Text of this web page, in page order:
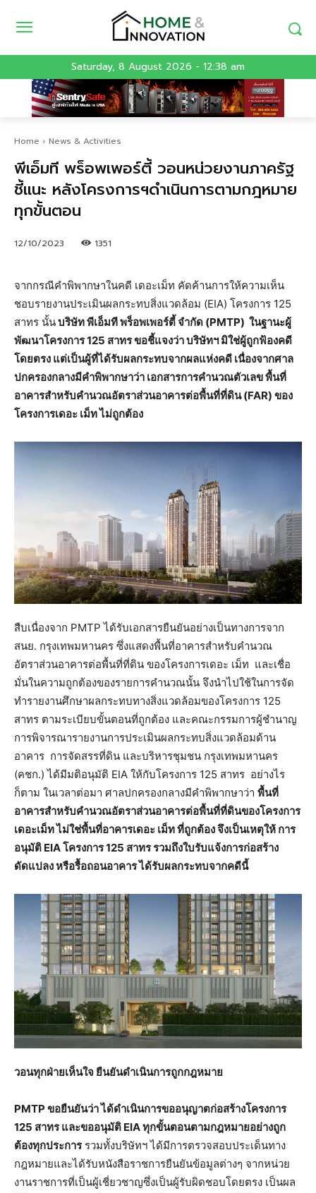
Saturday, 8 August 2026 - 12:38 am
Home News & Activities
พีเอ็มที พร็อพเพอร์ตี้ วอนหน่วยงานภาครัฐ
ชี้แนะ หลังโครงการฯดำเนินการตามกฎหมาย
ทุกขั้นตอน
12/10/2023 1351
จากกรณีคำพิพากษาในคดี เดอะเม็ท คัดค้านการให้ความเห็น
ชอบรายงานประเมินผลกระทบสิ่งแวดล้อม (EIA) โครงการ 125
สาทร นั้นบริษัท พีเอ็มที พร็อพเพอร์ตี้ จำกัด (PMTP) ในฐานะผู้
พัฒนาโครงการ 125 สาทร ขอชี้แจงว่า บริษัทฯ มิใช่ผู้ถูกฟ้องคดี
โดยตรง แต่เป็นผู้ที่ได้รับผลกระทบจากผลแห่งคดี เนื่องจากศาล
ปกครองกลางมีคำพิพากษาว่า เอกสารการคำนวณตัวเลข พื้นที่
อาคารสำหรับคำนวณอัตราส่วนอาคารต่อพื้นที่ที่ดิน (FAR) ของ
โครงการเดอะ เม็ท ไม่ถูกต้อง
สืบเนื่องจาก PMTP ได้รับเอกสารยืนยันอย่างเป็นทางการจาก
สนย. กรุงเทพมหานคร ซึ่งแสดงพื้นที่อาคารสำหรับคำนวณ
อัตราส่วนอาคารต่อพื้นที่ที่ดิน ของโครงการเดอะ เม็ท และเชื่อ
มั่นในความถูกต้องของรายการคำนวณนั้น จึงนำไปใช้ในการจัด
ทำรายงานศึกษาผลกระทบทางสิ่งแวดล้อมของโครงการ 125
สาทร ตามระเบียบขั้นตอนที่ถูกต้อง และคณะกรรมการผู้ชำนาญ
การพิจารณารายงานการประเมินผลกระทบสิ่งแวดล้อมด้าน
อาคาร การจัดสรรที่ดิน และบริหารชุมชน กรุงเทพมหานคร
(คชก.) ได้มีมติอนุมัติ EIA ให้กับโครงการ 125 สาทร อย่างไร
ก็ตาม ในเวลาต่อมา ศาลปกครองกลางมีคำพิพากษาว่า พื้นที่
อาคารสำหรับคำนวณอัตราส่วนอาคารต่อพื้นที่ที่ดินของโครงการ
เดอะเม็ท ไม่ใช่พื้นที่อาคารเดอะ เม็ท ที่ถูกต้อง จึงเป็นเหตุให้ การ
อนุมัติ EIA โครงการ 125 สาทร รวมถึงใบรับแจ้งการก่อสร้าง
ดัดแปลง หรือรื้อถอนอาคาร ได้รับผลกระทบจากคดีนี้
วอนทุกฝ่ายเห็นใจ ยืนยันดำเนินการถูกกฎหมาย
PMTP ขอยืนยันว่า ได้ดำเนินการขออนุญาตก่อสร้างโครงการ
125 สาทร และขออนุมัติ EIA ทุกขั้นตอนตามกฎหมายอย่างถูก
ต้องทุกประการรวมทั้งบริษัทฯ ได้มีการตรวจสอบประเด็นทาง
กฎหมายและได้รับหนังสือราชการยืนยันข้อมูลต่างๆ จากหน่วย
งานราชการที่เป็นผู้เชี่ยวชาญซึ่งเป็นผู้รับผิดชอบโดยตรง เป็นผล